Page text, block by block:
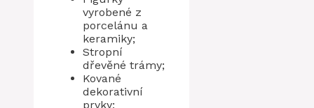
vyrobené z
porcelánu a
keramiky;
Stropní
dřevěné trámy;
Kované
dekorativní
prvky;